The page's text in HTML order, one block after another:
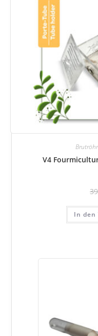
V4
In den